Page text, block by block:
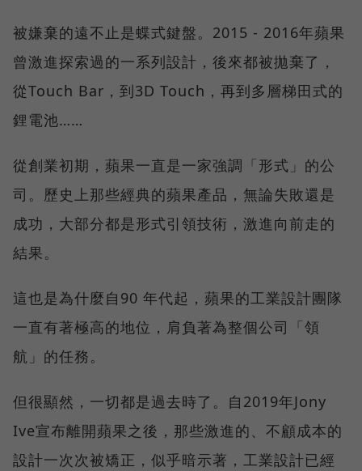
被嫌棄的遠不止是蝶式鍵盤。2015 - 2016年蘋果
曾激進探索過的一系列設計，後來都被拋棄了，
從Touch Bar，到3D Touch，再到多層梯田式的
鋰電池……
從創業初期，蘋果一直是一家強調「形式」的公
司。歷史上那些經典的蘋果產品，無論失敗還是
成功，大部分都是形式引領技術，激進向前走的
結果。
這也是為什麼自90 年代起，蘋果的工業設計團隊
一直有著極高的地位，肩負著為整個公司「領
航」的任務。
但很顯然，一切都是過去時了。自2019年Jony
Ive宣布離開蘋果之後，那些激進的、不顧成本的
設計一次次被矯正，似乎暗示著，工業設計已經